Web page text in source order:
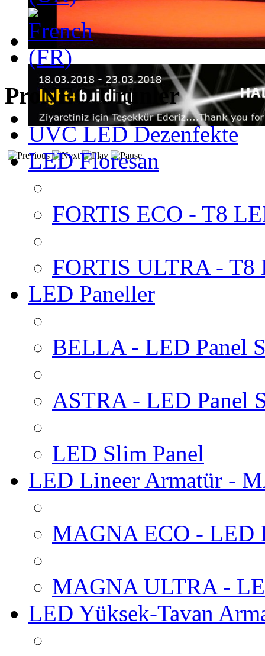
ProNEO Ürünler
UVC LED Dezenfekte
LED Floresan
FORTIS ECO - T8
FORTIS ULTRA - T8
LED Paneller
BELLA - LED Panel
ASTRA - LED Panel
LED Slim Panel
LED Lineer Armatür -
MAGNA ECO - LED
MAGNA ULTRA -
LED Yüksek-Tavan